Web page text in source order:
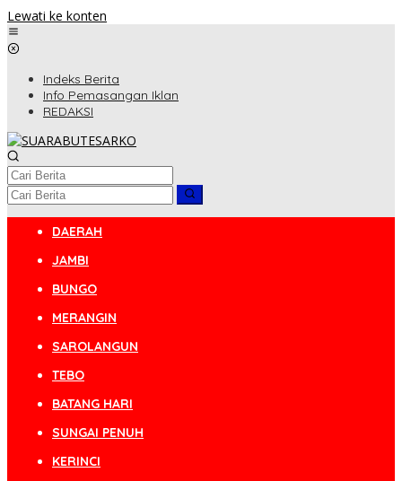
Lewati ke konten
Indeks Berita
Info Pemasangan Iklan
REDAKSI
DAERAH
JAMBI
BUNGO
MERANGIN
SAROLANGUN
TEBO
BATANG HARI
SUNGAI PENUH
KERINCI